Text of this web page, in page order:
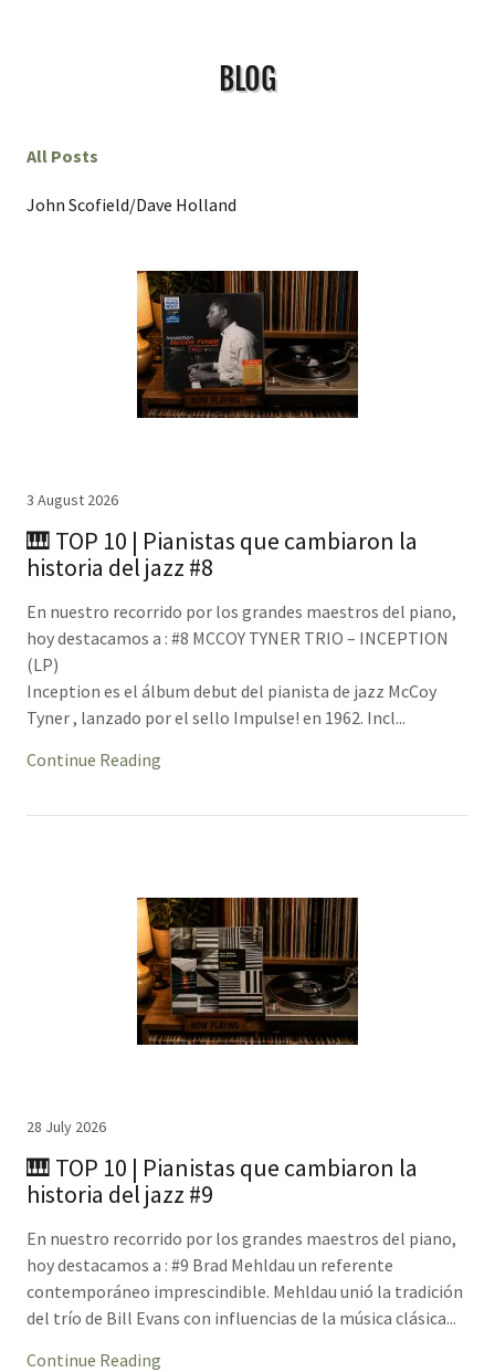
BLOG
All Posts
John Scofield/Dave Holland
3 August 2026
🎹 TOP 10 | Pianistas que cambiaron la
historia del jazz #8
En nuestro recorrido por los grandes maestros del piano,
hoy destacamos a : #8 MCCOY TYNER TRIO – INCEPTION
(LP)
Inception es el álbum debut del pianista de jazz McCoy
Tyner , lanzado por el sello Impulse! en 1962. Incl...
Continue Reading
28 July 2026
🎹 TOP 10 | Pianistas que cambiaron la
historia del jazz #9
En nuestro recorrido por los grandes maestros del piano,
hoy destacamos a : #9 Brad Mehldau un referente
contemporáneo imprescindible. Mehldau unió la tradición
del trío de Bill Evans con influencias de la música clásica...
Continue Reading